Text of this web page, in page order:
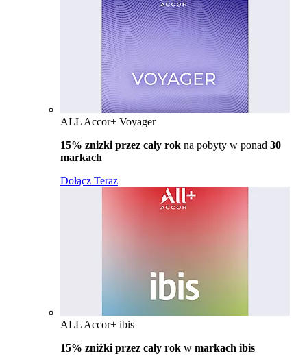
ALL Accor+ Voyager
15% znizki przez cały rok na pobyty w ponad 30
markach
Dołącz Teraz
ALL Accor+ ibis
15% zniżki przez cały rok w markach ibis